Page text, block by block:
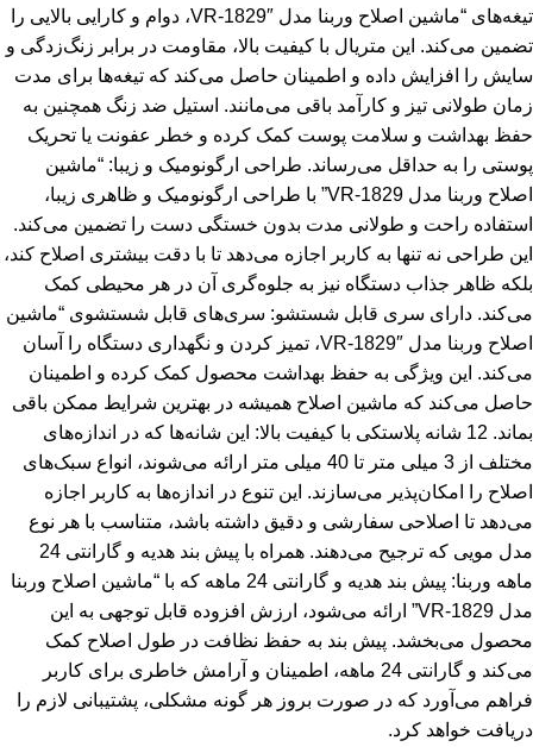
تیغه‌های “ماشین اصلاح وربنا مدل VR-1829″، دوام و کارایی بالایی را
تضمین می‌کند. این متریال با کیفیت بالا، مقاومت در برابر زنگ‌زدگی و
سایش را افزایش داده و اطمینان حاصل می‌کند که تیغه‌ها برای مدت
زمان طولانی تیز و کارآمد باقی می‌مانند. استیل ضد زنگ همچنین به
حفظ بهداشت و سلامت پوست کمک کرده و خطر عفونت یا تحریک
پوستی را به حداقل می‌رساند. طراحی ارگونومیک و زیبا: “ماشین
اصلاح وربنا مدل VR-1829” با طراحی ارگونومیک و ظاهری زیبا،
استفاده راحت و طولانی مدت بدون خستگی دست را تضمین می‌کند.
این طراحی نه تنها به کاربر اجازه می‌دهد تا با دقت بیشتری اصلاح کند،
بلکه ظاهر جذاب دستگاه نیز به جلوه‌گری آن در هر محیطی کمک
می‌کند. دارای سری قابل شستشو: سری‌های قابل شستشوی “ماشین
اصلاح وربنا مدل VR-1829″، تمیز کردن و نگهداری دستگاه را آسان
می‌کند. این ویژگی به حفظ بهداشت محصول کمک کرده و اطمینان
حاصل می‌کند که ماشین اصلاح همیشه در بهترین شرایط ممکن باقی
بماند. 12 شانه پلاستکی با کیفیت بالا: این شانه‌ها که در اندازه‌های
مختلف از 3 میلی متر تا 40 میلی متر ارائه می‌شوند، انواع سبک‌های
اصلاح را امکان‌پذیر می‌سازند. این تنوع در اندازه‌ها به کاربر اجازه
می‌دهد تا اصلاحی سفارشی و دقیق داشته باشد، متناسب با هر نوع
مدل مویی که ترجیح می‌دهند. همراه با پیش بند هدیه و گارانتی 24
ماهه وربنا: پیش بند هدیه و گارانتی 24 ماهه که با “ماشین اصلاح وربنا
مدل VR-1829” ارائه می‌شود، ارزش افزوده قابل توجهی به این
محصول می‌بخشد. پیش بند به حفظ نظافت در طول اصلاح کمک
می‌کند و گارانتی 24 ماهه، اطمینان و آرامش خاطری برای کاربر
فراهم می‌آورد که در صورت بروز هر گونه مشکلی، پشتیبانی لازم را
دریافت خواهد کرد.